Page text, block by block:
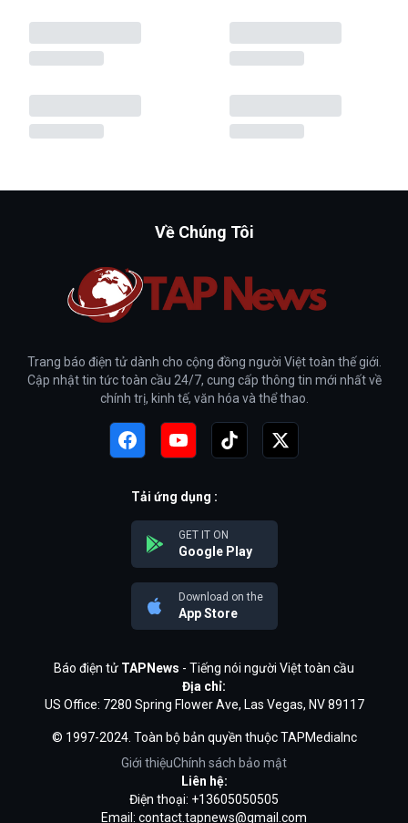
Về Chúng Tôi
Trang báo điện tử dành cho cộng đồng người Việt toàn thế giới.
Cập nhật tin tức toàn cầu 24/7, cung cấp thông tin mới nhất về
chính trị, kinh tế, văn hóa và thể thao.
Tải ứng dụng :
GET IT ON
Google Play
Download on the
App Store
Báo điện tử TAPNews - Tiếng nói người Việt toàn cầu
Địa chỉ:
US Office: 7280 Spring Flower Ave, Las Vegas, NV 89117
© 1997-2024. Toàn bộ bản quyền thuộc TAPMediaInc
Giới thiệuChính sách bảo mật
Liên hệ:
Điện thoại: +13605050505
Email: contact.tapnews@gmail.com